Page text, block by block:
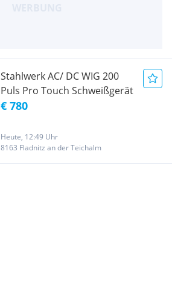
Stahlwerk AC/ DC WIG 200
Puls Pro Touch Schweißgerät
€ 780
Heute, 12:49 Uhr
8163 Fladnitz an der Teichalm